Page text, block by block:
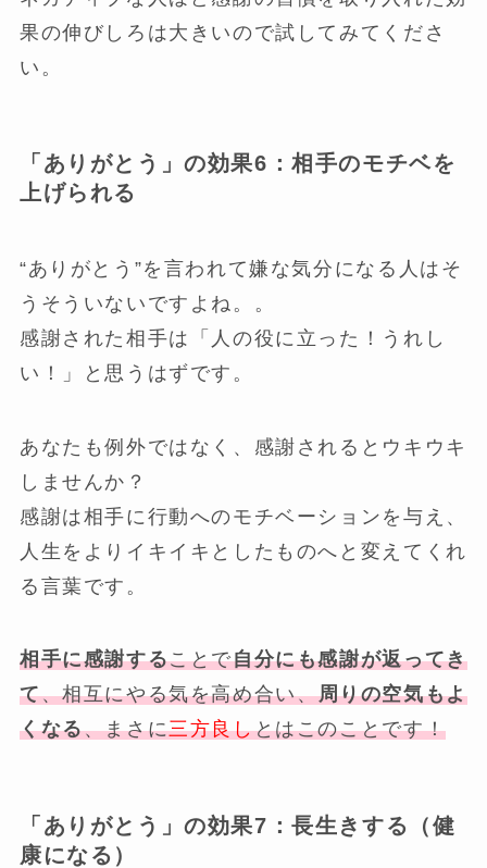
果の伸びしろは大きいので試してみてくださ
い。
「ありがとう」の効果6：相手のモチベを
上げられる
“ありがとう”を言われて嫌な気分になる人はそ
うそういないですよね。。
感謝された相手は「人の役に立った！うれし
い！」と思うはずです。
あなたも例外ではなく、感謝されるとウキウキ
しませんか？
感謝は相手に行動へのモチベーションを与え、
人生をよりイキイキとしたものへと変えてくれ
る言葉です。
相手に感謝することで自分にも感謝が返ってき
て、相互にやる気を高め合い、周りの空気もよ
くなる、まさに三方良しとはこのことです！
「ありがとう」の効果7：長生きする（健
康になる）